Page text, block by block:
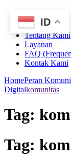
Home
Tentang Kami
Layanan
FAQ
Kontak Kami
HomePeran
Digitalkomunitas
Tag:
Tag:
ID